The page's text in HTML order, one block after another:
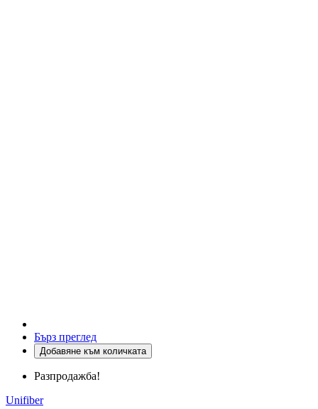
Бърз преглед
Добавяне към количката
Разпродажба!
Unifiber